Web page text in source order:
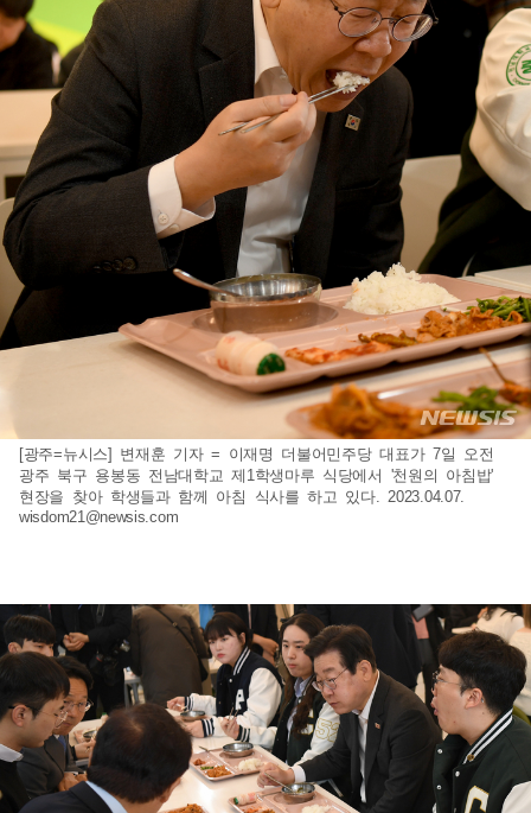
[광주=뉴시스] 변재훈 기자 = 이재명 더불어민주당 대표가 7일 오전
광주 북구 용봉동 전남대학교 제1학생마루 식당에서 '천원의 아침밥'
현장을 찾아 학생들과 함께 아침 식사를 하고 있다. 2023.04.07.
wisdom21@newsis.com